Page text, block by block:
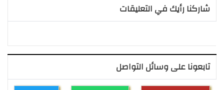
شاركنا رأيك في التعليقات
تابعونا على وسائل التواصل